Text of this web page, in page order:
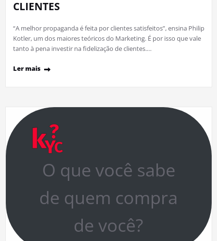
CLIENTES
“A melhor propaganda é feita por clientes satisfeitos”, ensina Philip
Kotler, um dos maiores teóricos do Marketing. É por isso que vale
tanto à pena investir na fidelização de clientes.…
Ler mais
O que você sabe
de quem compra
de você?